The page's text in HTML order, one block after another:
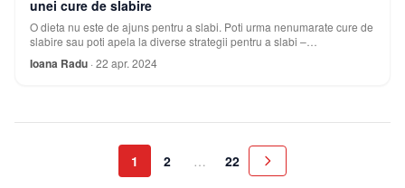
unei cure de slabire
O dieta nu este de ajuns pentru a slabi. Poti urma nenumarate cure de
slabire sau poti apela la diverse strategii pentru a slabi –
Ioana Radu · 22 apr. 2024
1 2 … 22